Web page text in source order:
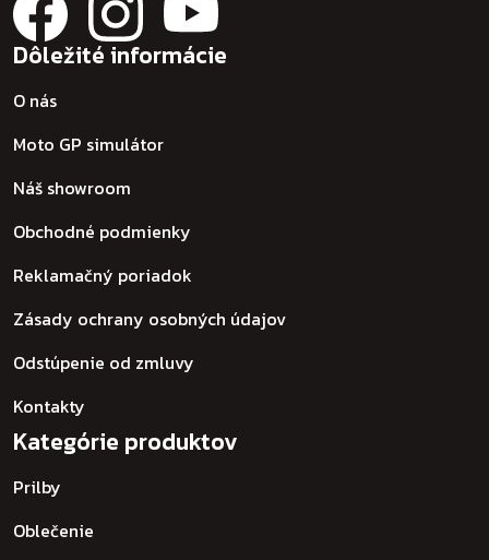
Dôležité informácie
O nás
Moto GP simulátor
Náš showroom
Obchodné podmienky
Reklamačný poriadok
Zásady ochrany osobných údajov
Odstúpenie od zmluvy
Kontakty
Kategórie produktov
Prilby
Oblečenie